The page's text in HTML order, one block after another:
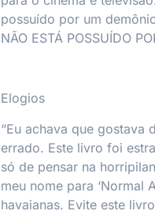
possuído por um
NÃO ESTÁ POSSUÍDO
Elogios
“Eu achava que gostava
errado. Este livro foi
só de pensar na
meu nome para ‘Normal
havaianas. Evite este